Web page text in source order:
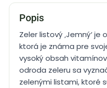
Popis
Zeler listový ‚Jemný‘
ktorá je známa pre
vysoký obsah
odroda zeleru sa
zelenými listami, ktoré